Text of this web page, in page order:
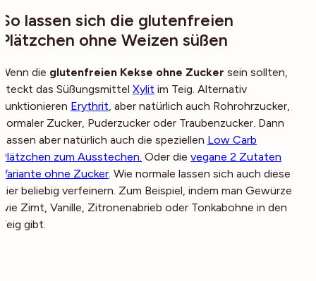
So lassen sich die glutenfreien
Plätzchen ohne Weizen süßen
Wenn die glutenfreien Kekse ohne Zucker sein sollten,
steckt das Süßungsmittel Xylit im Teig. Alternativ
funktionieren Erythrit, aber natürlich auch Rohrohrzucker,
normaler Zucker, Puderzucker oder Traubenzucker. Dann
passen aber natürlich auch die speziellen Low Carb
Plätzchen zum Ausstechen. Oder die vegane 2 Zutaten
Variante ohne Zucker. Wie normale lassen sich auch diese
hier beliebig verfeinern. Zum Beispiel, indem man Gewürze
wie Zimt, Vanille, Zitronenabrieb oder Tonkabohne in den
Teig gibt.